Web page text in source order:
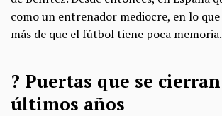
como un entrenador mediocre, en lo
más de que el fútbol tiene poca memoria.
? Puertas que se
últimos años